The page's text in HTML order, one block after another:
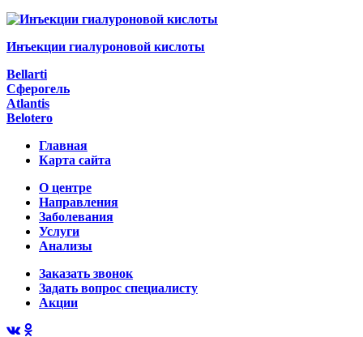
Инъекции гиалуроновой кислоты
Bellarti
Сферогель
Atlantis
Belotero
Главная
Карта сайта
О центре
Направления
Заболевания
Услуги
Анализы
Заказать звонок
Задать вопрос специалисту
Акции